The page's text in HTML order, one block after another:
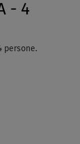
- 4
persone.